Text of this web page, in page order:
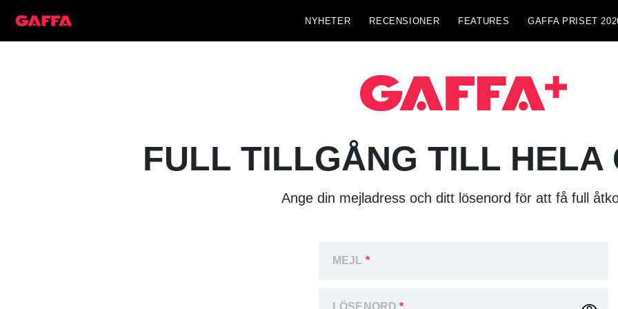
NYHETER RECENSIONER FEATURES GAFFA PRISET
FULL TILLGÅNG TILL HELA
Ange din mejladress och ditt lösenord för att få full
MEJL *
LÖSENORD*